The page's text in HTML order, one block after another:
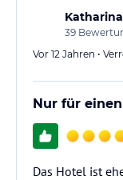
39
Vor 12 Jahren •
Nur für
Das Hotel ist